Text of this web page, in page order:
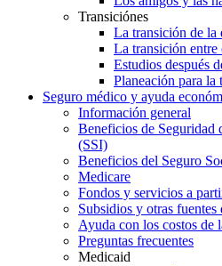
Transiciónes
La transición de la
La transición entre
Estudios después
Planeación para la
Seguro médico y ayuda
Información general
Beneficios de Seguridad
(SSI)
Beneficios del Seguro
Medicare
Fondos y servicios a
Subsidios y otras fuentes
Ayuda con los costos de
Preguntas frecuentes
Medicaid